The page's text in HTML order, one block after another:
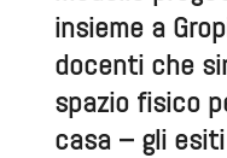
insieme a
docenti che
spazio fisico
casa – gli